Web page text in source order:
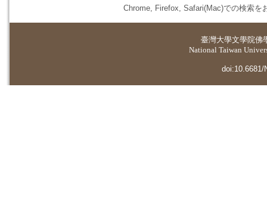
Chrome, Firefox, Safari(Mac)での検索を
臺灣大學文學院佛
National Taiwan
doi:10.6681/